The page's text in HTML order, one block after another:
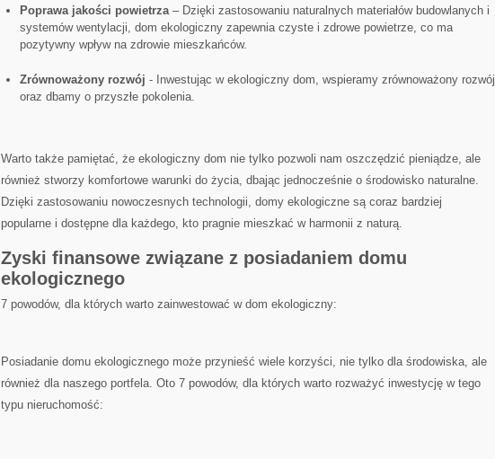
Poprawa jakości powietrza– Dzięki zastosowaniu naturalnych materiałów budowlanych i
systemów wentylacji, dom ekologiczny zapewnia czyste i zdrowe ​powietrze, co​ ma
pozytywny wpływ na zdrowie mieszkańców.
Zrównoważony ⁢rozwój ⁢- Inwestując w ekologiczny dom, wspieramy zrównoważony rozwój
oraz dbamy o przyszłe pokolenia.
Warto także pamiętać, że ekologiczny dom nie tylko pozwoli‌ nam oszczędzić pieniądze, ale
również stworzy komfortowe warunki ‍do życia, dbając ​jednocześnie‍ o ⁣środowisko naturalne.
⁣Dzięki zastosowaniu nowoczesnych technologii, domy ekologiczne są⁣ coraz bardziej
popularne i⁢ dostępne dla każdego, kto ⁤pragnie mieszkać w harmonii z naturą.
Zyski finansowe związane z posiadaniem domu‍
ekologicznego
7 powodów, ​dla których warto zainwestować w dom ekologiczny:
Posiadanie ⁢domu ekologicznego może przynieść wiele korzyści, nie tylko dla środowiska, ale
również dla naszego portfela. Oto 7 powodów, dla których warto rozważyć inwestycję​ w​ tego
typu nieruchomość: